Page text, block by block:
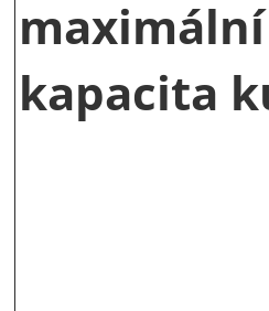
maximální
kapacita